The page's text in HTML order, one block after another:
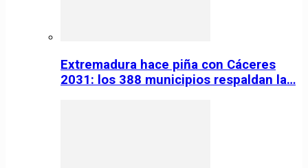
Extremadura hace piña con Cáceres
2031: los 388 municipios respaldan la…